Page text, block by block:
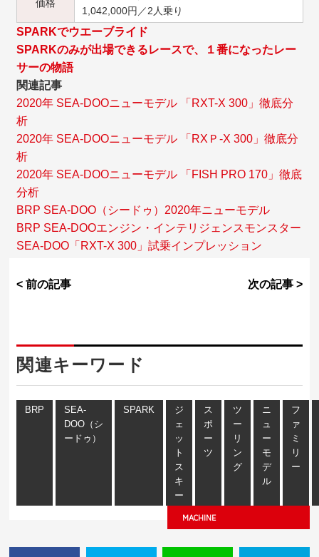
価格
1,042,000円／2人乗り
SPARKでウエーブライド
SPARKのみが出場できるレースで、１番になったレー
サーの物語
関連記事
2020年 SEA-DOOニューモデル 「RXT-X 300」徹底分
析
2020年 SEA-DOOニューモデル 「RXＰ-X 300」徹底分
析
2020年 SEA-DOOニューモデル 「FISH PRO 170」徹底
分析
BRP SEA-DOO（シードゥ）2020年ニューモデル
BRP SEA-DOOエンジン・インテリジェンスモンスター
SEA-DOO「RXT-X 300」試乗インプレッション
< 前の記事 次の記事 >
関連キーワード
BRP
SEA-
DOO（シ
ードゥ）
SPARK
ジ
ェ
ッ
ト
ス
キ
ー
ス
ポ
ー
ツ
ツ
ー
リ
ン
グ
ニ
ュ
ー
モ
デ
ル
フ
ァ
ミ
リ
ー
MACHINE